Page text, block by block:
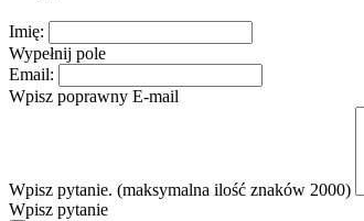
Imię:
Wypełnij pole
Email:
Wpisz poprawny E-mail
Wpisz pytanie. (maksymalna ilość znaków 2000)
Wpisz pytanie